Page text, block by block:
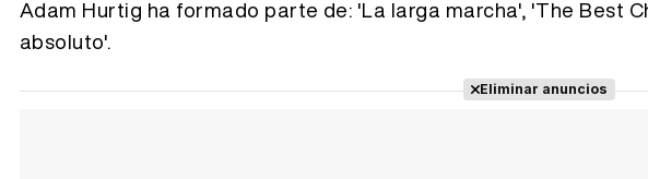
Adam Hurtig ha formado parte de: 'La larga marcha', 'The Best
absoluto'.
Eliminar anuncios